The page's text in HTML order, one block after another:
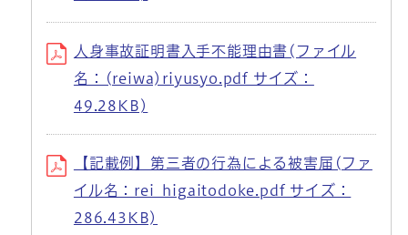
人身事故証明書入手不能理由書(ファイル
名：(reiwa)riyusyo.pdf サイズ：
49.28KB)
【記載例】第三者の行為による被害届(ファ
イル名：rei_higaitodoke.pdf サイズ：
286.43KB)